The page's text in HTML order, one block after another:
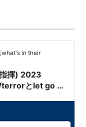
what's in their
揮) 2023
terrorとlet go /